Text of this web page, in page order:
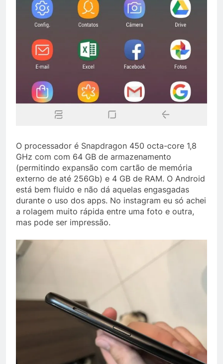
O processador é Snapdragon 450 octa-core 1,8
GHz com com 64 GB de armazenamento
(permitindo expansão com cartão de memória
externo de até 256Gb) e 4 GB de RAM. O Android
está bem fluido e não dá aquelas engasgadas
durante o uso dos apps. No instagram eu só achei
a rolagem muito rápida entre uma foto e outra,
mas pode ser impressão.